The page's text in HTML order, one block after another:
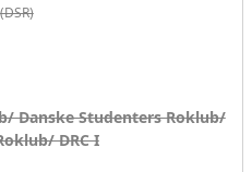
(DSR)
Danske Studenters Roklub/
DRC I